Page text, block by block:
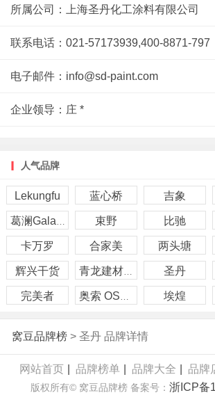
漆施工和售后服务队伍，实行正规化、专
的新寓意。
所属公司：上海圣丹化工涂料有限公司
联系电话：021-57173939,400-8871-797
电子邮件：info@sd-paint.com
企业领导：庄 *
人气品牌
Lekungfu 蓝心桥 吉象
束野 比驰
卡万罗 合家美 两头塘
辉兴干货 青龙建材qinglong 圣丹
完美者 埃煌
窝豆品牌榜> 圣丹 品牌详情
网站首页 品牌榜单 品牌大全 品牌
版权所有© 窝豆品牌榜 备案号： 浙ICP备